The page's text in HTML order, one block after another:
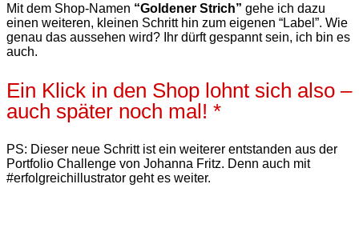
Mit dem Shop-Namen “Goldener Strich” gehe ich dazu
einen weiteren, kleinen Schritt hin zum eigenen “Label”. Wie
genau das aussehen wird? Ihr dürft gespannt sein, ich bin es
auch.
Ein Klick in den Shop lohnt sich also –
auch später noch mal! *
PS: Dieser neue Schritt ist ein weiterer entstanden aus der
Portfolio Challenge von Johanna Fritz. Denn auch mit
#erfolgreichillustrator geht es weiter.